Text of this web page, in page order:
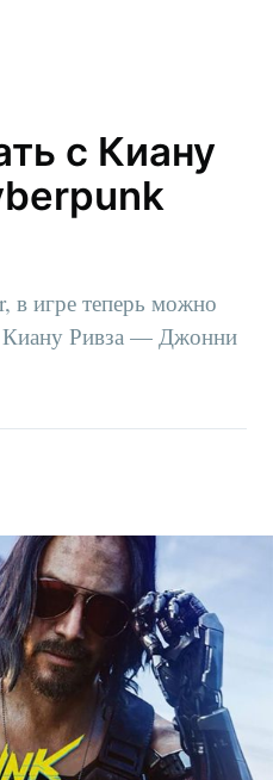
с Киану
в игре теперь можно
Киану Ривза — Джонни